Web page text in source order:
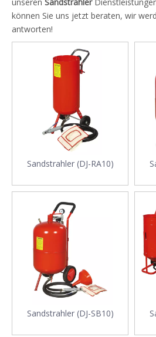
können Sie uns jetzt beraten, wir
antworten!
Sandstrahler (DJ-RA10)
Sandstrahler (DJ-SB10)